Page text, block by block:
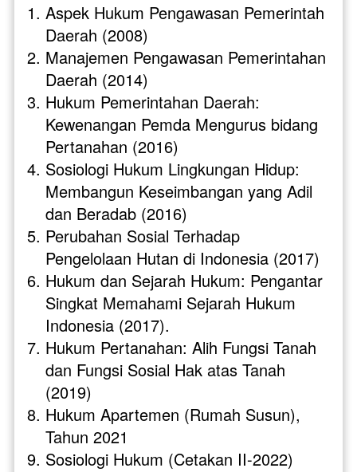
Aspek Hukum Pengawasan Pemerintah
Daerah (2008)
Manajemen Pengawasan Pemerintahan
Daerah (2014)
Hukum Pemerintahan Daerah:
Kewenangan Pemda Mengurus bidang
Pertanahan (2016)
Sosiologi Hukum Lingkungan Hidup:
Membangun Keseimbangan yang Adil
dan Beradab (2016)
Perubahan Sosial Terhadap
Pengelolaan Hutan di Indonesia (2017)
Hukum dan Sejarah Hukum: Pengantar
Singkat Memahami Sejarah Hukum
Indonesia (2017).
Hukum Pertanahan: Alih Fungsi Tanah
dan Fungsi Sosial Hak atas Tanah
(2019)
Hukum Apartemen (Rumah Susun),
Tahun 2021
Sosiologi Hukum (Cetakan II-2022)